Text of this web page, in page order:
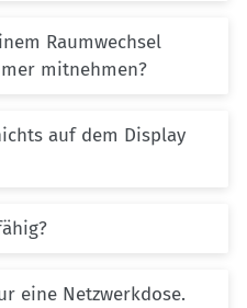
Raumwechsel
mitnehmen?
auf dem Display
eine Netzwerkdose.